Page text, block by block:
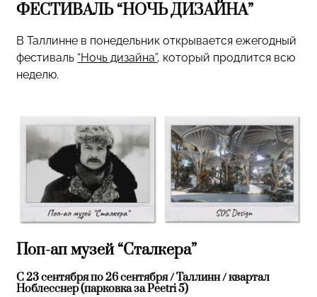
ФЕСТИВАЛЬ “НОЧЬ ДИЗАЙНА”
В Таллинне в понедельник открывается ежегодный
фестиваль “Ночь дизайна”, который продлится всю
неделю.
Поп-ап музей “Сталкера”
С 23 сентября по 26 сентября / Таллинн / квартал
Ноблесснер (парковка за Peetri 5)